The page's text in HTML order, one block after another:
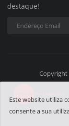
destaque!
Copyright
Este website utiliza
consente a sua